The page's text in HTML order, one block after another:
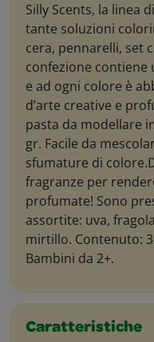
Silly Scents, la linea
tante soluzioni
cera, pennarelli, set
confezione
e ad ogni colore è
d’arte creative e
pasta da modellare
gr. Facile da
sfumature di
fragranze per
profumate! Sono
assortite: uva,
mirtillo. Contenuto:
Bambini da 2+.
Caratteristiche